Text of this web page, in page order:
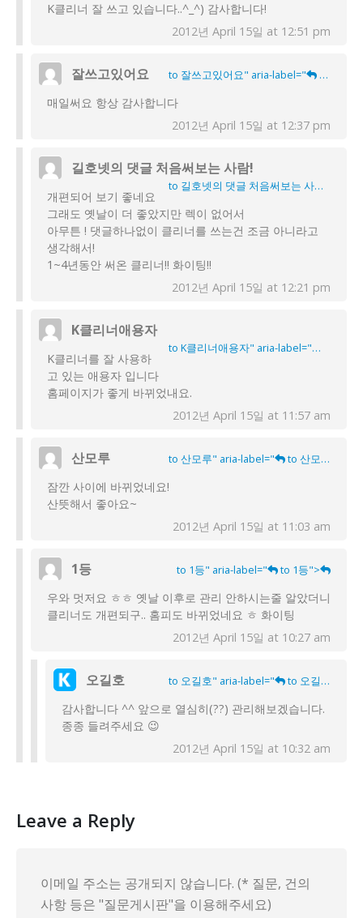
K클리너 잘 쓰고 있습니다..^_^) 감사합니다!
2012년 April 15일 at 12:51 pm
잘쓰고있어요 to 잘쓰고있어요" aria-label="
매일써요 항상 감사합니다
2012년 April 15일 at 12:37 pm
길호넷의 댓글 처음써보는 사람!
to 길호넷의 댓글 처음써보는 사람!" aria-label="
개편되어 보기 좋네요
그래도 옛날이 더 좋았지만 렉이 없어서
아무튼 ! 댓글하나없이 클리너를 쓰는건 조금 아니라고
생각해서!
1~4년동안 써온 클리너!! 화이팅!!
2012년 April 15일 at 12:21 pm
K클리너애용자
to K클리너애용자" aria-label="
K클리너를 잘 사용하
고 있는 애용자 입니다
홈페이지가 좋게 바뀌었내요.
2012년 April 15일 at 11:57 am
산모루 to 산모루" aria-label=" to 산모루">
잠깐 사이에 바뀌었네요!
산뜻해서 좋아요~
2012년 April 15일 at 11:03 am
1등 to 1등" aria-label=" to 1등">
우와 멋저요 ㅎㅎ 옛날 이후로 관리 안하시는줄 알았더니
클리너도 개편되구.. 홈피도 바뀌었네요 ㅎ 화이팅
2012년 April 15일 at 10:27 am
오길호 to 오길호" aria-label=" to 오길호">
감사합니다 ^^ 앞으로 열심히(??) 관리해보겠습니다.
종종 들려주세요 😉
2012년 April 15일 at 10:32 am
Leave a Reply
이메일 주소는 공개되지 않습니다. (* 질문, 건의
사항 등은 "질문게시판"을 이용해주세요)